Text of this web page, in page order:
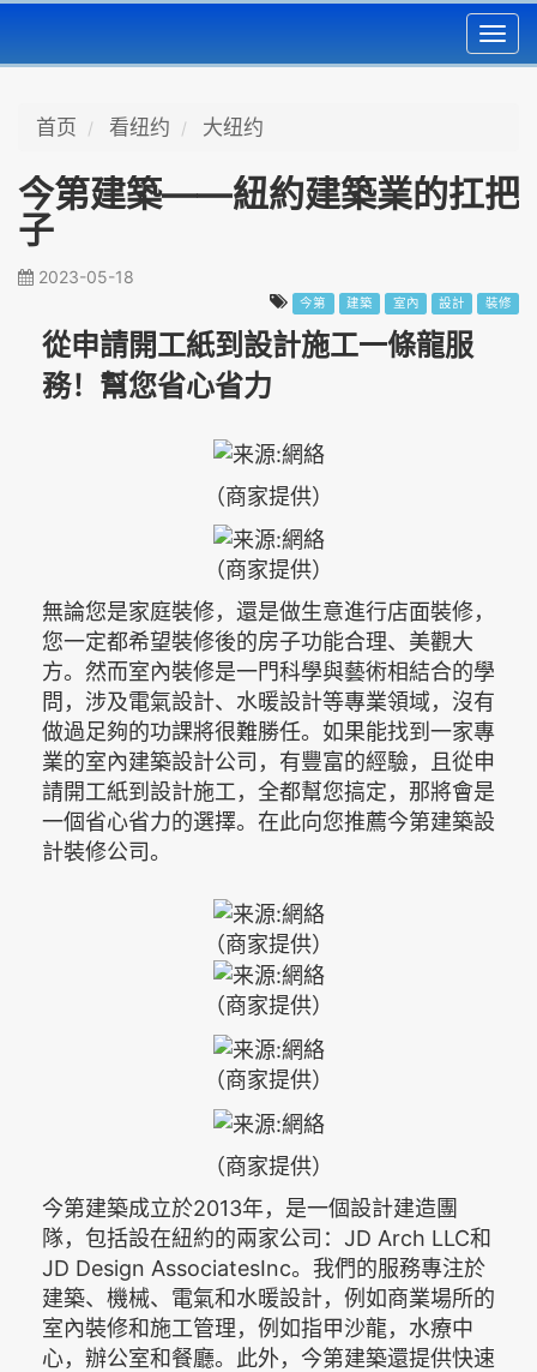
首页 看纽约 大纽约
今第建築——紐約建築業的扛把
子
2023-05-18
今第 建築 室內 設計 裝修
從申請開工紙到設計施工一條龍服
務！幫您省心省力
（商家提供）
（商家提供）
無論您是家庭裝修，還是做生意進行店面裝修，
您一定都希望裝修後的房子功能合理、美觀大
方。然而室內裝修是一門科學與藝術相結合的學
問，涉及電氣設計、水暖設計等專業領域，沒有
做過足夠的功課將很難勝任。如果能找到一家專
業的室內建築設計公司，有豐富的經驗，且從申
請開工紙到設計施工，全都幫您搞定，那將會是
一個省心省力的選擇。在此向您推薦今第建築設
計裝修公司。
（商家提供）
（商家提供）
（商家提供）
（商家提供）
今第建築成立於2013年，是一個設計建造團
隊，包括設在紐約的兩家公司：JD Arch LLC和
JD Design AssociatesInc。我們的服務專注於
建築、機械、電氣和水暖設計，例如商業場所的
室內裝修和施工管理，例如指甲沙龍，水療中
心，辦公室和餐廳。此外，今第建築還提供快速